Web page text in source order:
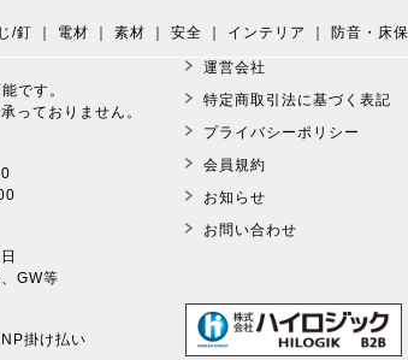
/釘 電材 素材 安全 インテリア 防音・床
です。
っておりません。
GW等
掛け払い
運営会社
特定商取引法に基づく表記
プライバシーポリシー
会員規約
お知らせ
お問い合わせ